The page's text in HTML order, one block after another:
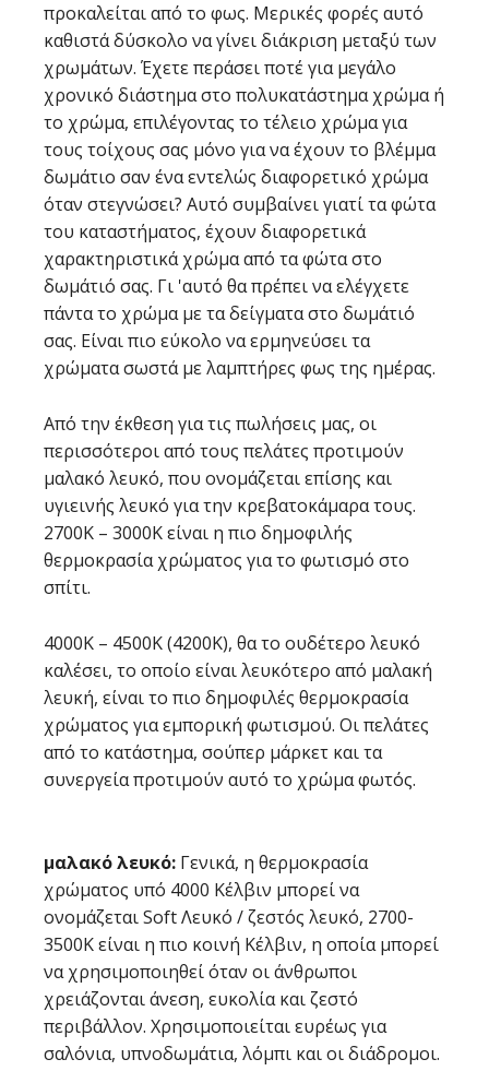
προκαλείται από το φως. Μερικές φορές αυτό
καθιστά δύσκολο να γίνει διάκριση μεταξύ των
χρωμάτων. Έχετε περάσει ποτέ για μεγάλο
χρονικό διάστημα στο πολυκατάστημα χρώμα ή
το χρώμα, επιλέγοντας το τέλειο χρώμα για
τους τοίχους σας μόνο για να έχουν το βλέμμα
δωμάτιο σαν ένα εντελώς διαφορετικό χρώμα
όταν στεγνώσει? Αυτό συμβαίνει γιατί τα φώτα
του καταστήματος, έχουν διαφορετικά
χαρακτηριστικά χρώμα από τα φώτα στο
δωμάτιό σας. Γι 'αυτό θα πρέπει να ελέγχετε
πάντα το χρώμα με τα δείγματα στο δωμάτιό
σας. Είναι πιο εύκολο να ερμηνεύσει τα
χρώματα σωστά με λαμπτήρες φως της ημέρας.
Από την έκθεση για τις πωλήσεις μας, οι
περισσότεροι από τους πελάτες προτιμούν
μαλακό λευκό, που ονομάζεται επίσης και
υγιεινής λευκό για την κρεβατοκάμαρα τους.
2700Κ – 3000K είναι η πιο δημοφιλής
θερμοκρασία χρώματος για το φωτισμό στο
σπίτι.
4000Κ – 4500Κ (4200Κ), θα το ουδέτερο λευκό
καλέσει, το οποίο είναι λευκότερο από μαλακή
λευκή, είναι το πιο δημοφιλές θερμοκρασία
χρώματος για εμπορική φωτισμού. Οι πελάτες
από το κατάστημα, σούπερ μάρκετ και τα
συνεργεία προτιμούν αυτό το χρώμα φωτός.
μαλακό λευκό: Γενικά, η θερμοκρασία
χρώματος υπό 4000 Κέλβιν μπορεί να
ονομάζεται Soft Λευκό / ζεστός λευκό, 2700-
3500K είναι η πιο κοινή Κέλβιν, η οποία μπορεί
να χρησιμοποιηθεί όταν οι άνθρωποι
χρειάζονται άνεση, ευκολία και ζεστό
περιβάλλον. Χρησιμοποιείται ευρέως για
σαλόνια, υπνοδωμάτια, λόμπι και οι διάδρομοι.